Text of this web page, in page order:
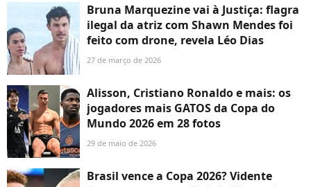
Bruna Marquezine vai à Justiça: flagra
ilegal da atriz com Shawn Mendes foi
feito com drone, revela Léo Dias
27 de março de 2026
Alisson, Cristiano Ronaldo e mais: os
jogadores mais GATOS da Copa do
Mundo 2026 em 28 fotos
29 de maio de 2026
Brasil vence a Copa 2026? Vidente